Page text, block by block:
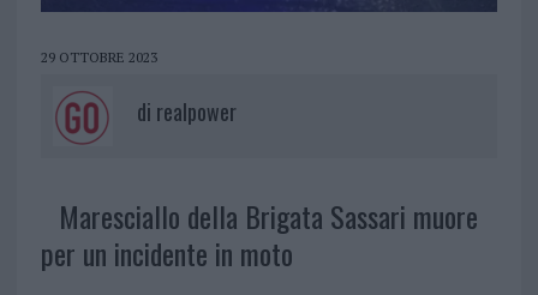
29 OTTOBRE 2023
di realpower
Maresciallo della Brigata Sassari muore
per un incidente in moto